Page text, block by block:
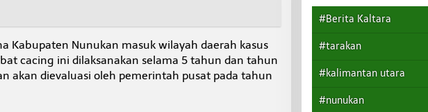
Kabupaten Nunukan masuk wilayah daerah kasus
cacing ini dilaksanakan selama 5 tahun dan tahun
akan dievaluasi oleh pemerintah pusat pada tahun
#Berita Kaltara
#tarakan
#kalimantan utara
#nunukan